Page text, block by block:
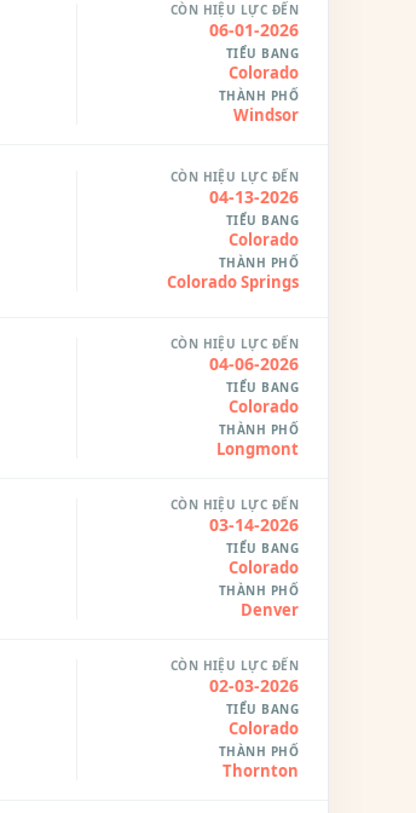
CÒN HIỆU LỰC ĐẾN
06-01-2026
TIỂU BANG
Colorado
THÀNH PHỐ
Windsor
CÒN HIỆU LỰC ĐẾN
04-13-2026
TIỂU BANG
Colorado
THÀNH PHỐ
Colorado Springs
CÒN HIỆU LỰC ĐẾN
04-06-2026
TIỂU BANG
Colorado
THÀNH PHỐ
Longmont
CÒN HIỆU LỰC ĐẾN
03-14-2026
TIỂU BANG
Colorado
THÀNH PHỐ
Denver
CÒN HIỆU LỰC ĐẾN
02-03-2026
TIỂU BANG
Colorado
THÀNH PHỐ
Thornton